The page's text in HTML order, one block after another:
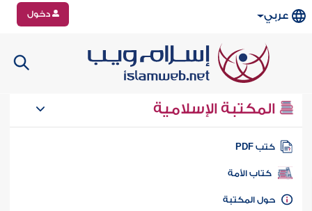
عربي دخول
المكتبة الإسلامية
كتب PDF
كتاب الأمة